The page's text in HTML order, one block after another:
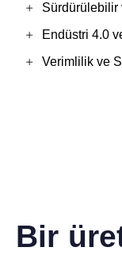
Sürdürülebilir
Endüstri 4.0
Verimlilik ve
Bir